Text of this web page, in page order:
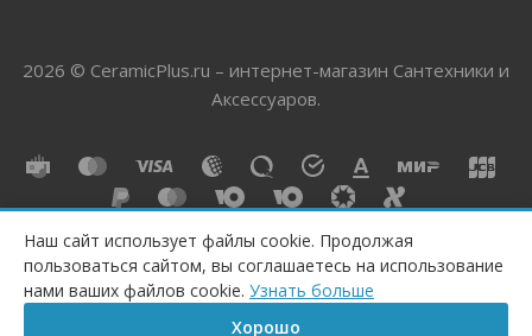
2026 © CeramicPlus.ru – интернет-магазин Сантехники и
Аксессуаров.
Наш сайт использует файлы cookie. Продолжая
пользоваться сайтом, вы соглашаетесь на использование
нами ваших файлов cookie. Узнать больше
Хорошо